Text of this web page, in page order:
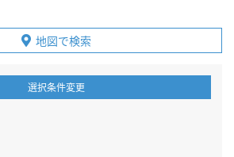
地図で検索
選択条件変更